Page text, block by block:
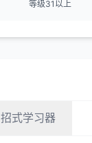
等级31以上
招式学习器